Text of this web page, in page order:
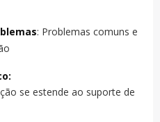
: Problemas comuns e
se estende ao suporte de